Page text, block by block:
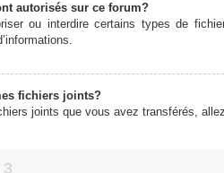
autorisés sur ce forum?
ou interdire certains types de
fichiers joints?
joints que vous avez transférés,